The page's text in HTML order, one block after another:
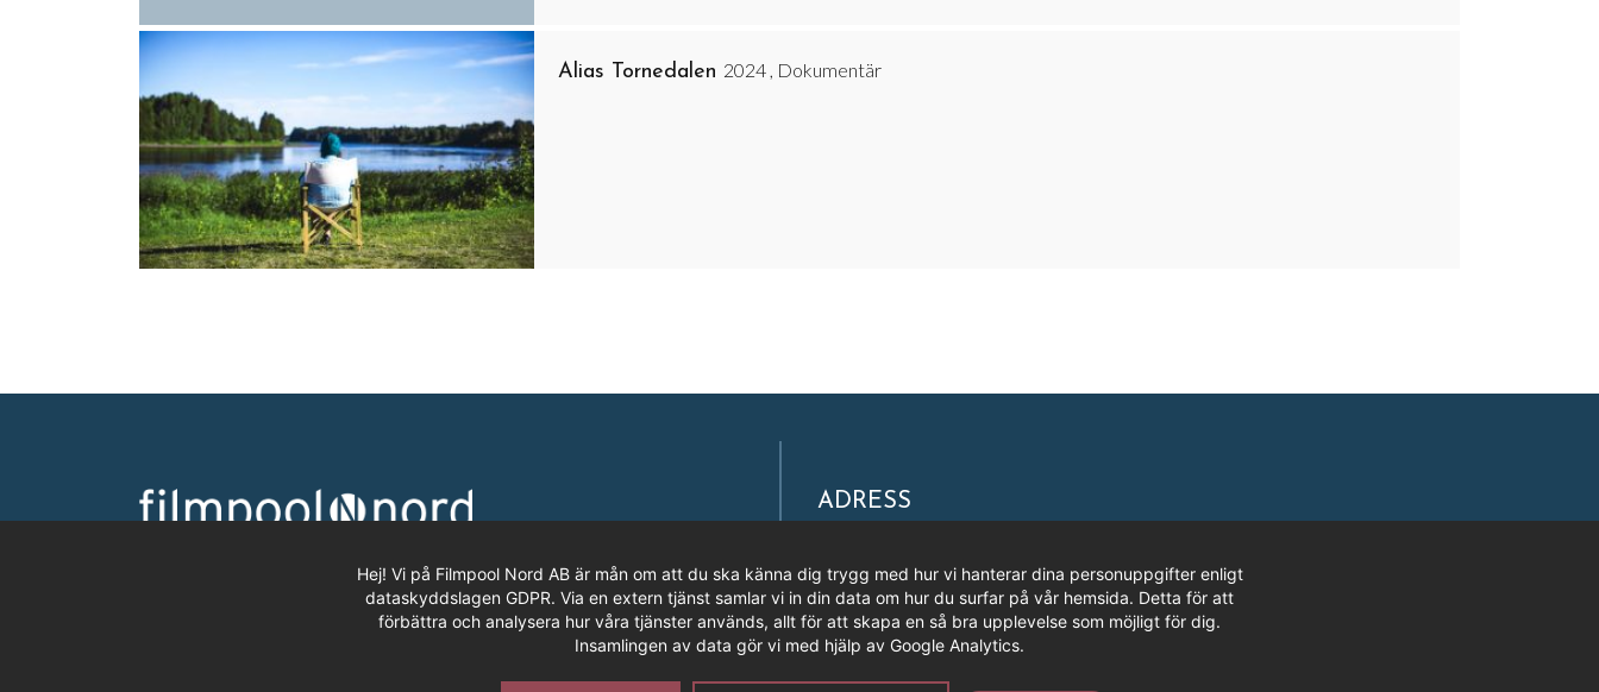
Alias Tornedalen 2024 , Dokumentär
ADRESS
Västra Varvsgatan 3, Bryggeriet
972 36 LULEÅ
Hej! Vi på Filmpool Nord AB är mån om att du ska känna dig trygg med hur vi hanterar dina personuppgifter enligt
dataskyddslagen GDPR. Via en extern tjänst samlar vi in din data om hur du surfar på vår hemsida. Detta för att
förbättra och analysera hur våra tjänster används, allt för att skapa en så bra upplevelse som möjligt för dig.
Insamlingen av data gör vi med hjälp av Google Analytics.